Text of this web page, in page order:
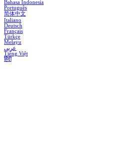
Bahasa Indonesia
Português
简体中文
Italiano
Deutsch
Français
Türkçe
Melayu
عربي
Tiếng Việt
हिंदी